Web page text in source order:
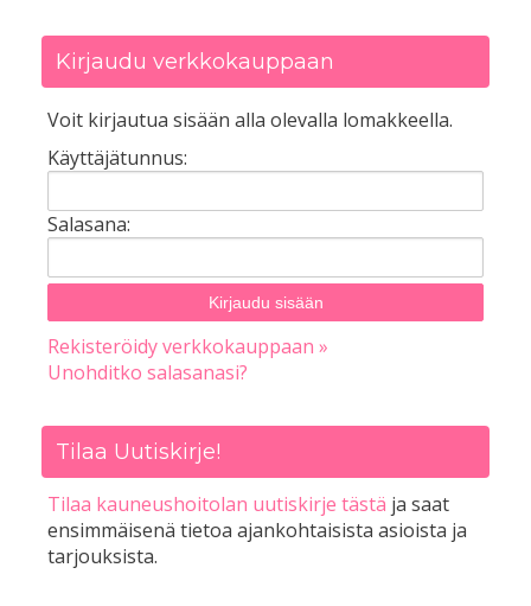
Kirjaudu verkkokauppaan
Voit kirjautua sisään alla olevalla lomakkeella.
Käyttäjätunnus:
Salasana:
Rekisteröidy verkkokauppaan »
Unohditko salasanasi?
Tilaa Uutiskirje!
Tilaa kauneushoitolan uutiskirje tästä ja saat
ensimmäisenä tietoa ajankohtaisista asioista ja
tarjouksista.